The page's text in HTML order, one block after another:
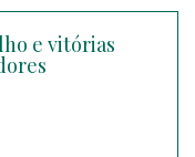
e vitórias